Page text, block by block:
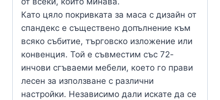
Като цяло покривката за маса с дизайн от
спандекс е съществено допълнение към
всяко събитие, търговско изложение или
конвенция. Той е съвместим със 72-
инчови сгъваеми мебели, което го прави
лесен за използване с различни
настройки. Независимо дали искате да се